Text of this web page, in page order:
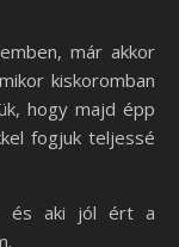
már akkor
kiskoromban
hogy majd épp
fogjuk teljessé
és aki jól ért a